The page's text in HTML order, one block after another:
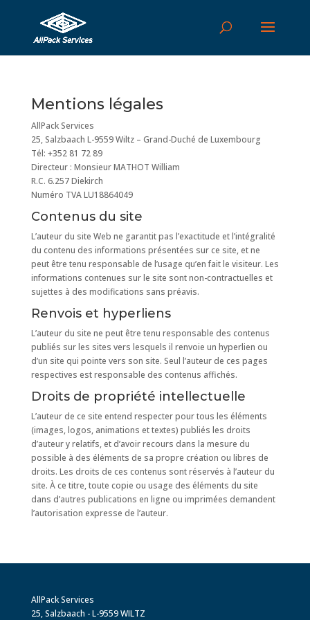
Mentions légales
AllPack Services
25, Salzbaach L-9559 Wiltz – Grand-Duché de Luxembourg
Tél: +352 81 72 89
Directeur : Monsieur MATHOT William
R.C. 6.257 Diekirch
Numéro TVA LU18864049
Contenus du site
L’auteur du site Web ne garantit pas l’exactitude et l’intégralité
du contenu des informations présentées sur ce site, et ne
peut être tenu responsable de l’usage qu’en fait le visiteur. Les
informations contenues sur le site sont non-contractuelles et
sujettes à des modifications sans préavis.
Renvois et hyperliens
L’auteur du site ne peut être tenu responsable des contenus
publiés sur les sites vers lesquels il renvoie un hyperlien ou
d’un site qui pointe vers son site. Seul l’auteur de ces pages
respectives est responsable des contenus affichés.
Droits de propriété intellectuelle
L’auteur de ce site entend respecter pour tous les éléments
(images, logos, animations et textes) publiés les droits
d’auteur y relatifs, et d’avoir recours dans la mesure du
possible à des éléments de sa propre création ou libres de
droits. Les droits de ces contenus sont réservés à l’auteur du
site. À ce titre, toute copie ou usage des éléments du site
dans d’autres publications en ligne ou imprimées demandent
l’autorisation expresse de l’auteur.
AllPack Services
25, Salzbaach - L-9559 WILTZ